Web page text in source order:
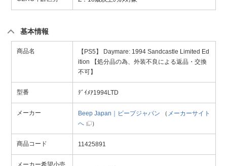
基本情報
商品名
【PS5】 Daymare: 1994 Sandcastle Limited Ed
ition 【処分品の為、外装不良による返品・交換
不可】
型番 ﾃﾞｲﾒｱ1994LTD
メーカー Beep Japan｜ビープジャパン （ メーカーサイト
へ
）
商品コード 11425891
メーカー希望小売